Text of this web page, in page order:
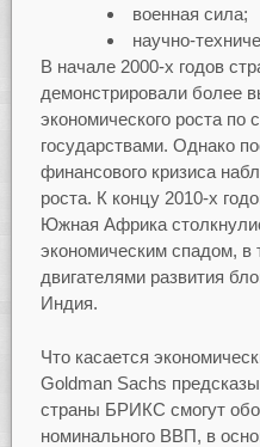
военная сила;
научно-
В начале 2000-х годов
демонстрировали более
экономического роста по
государствами. Однако
финансового кризиса
роста. К концу 2010-х
Южная Африка
экономическим спадом, в
двигателями развития
Индия.
Что касается
Goldman Sachs
страны БРИКС смогут
номинального ВВП, в